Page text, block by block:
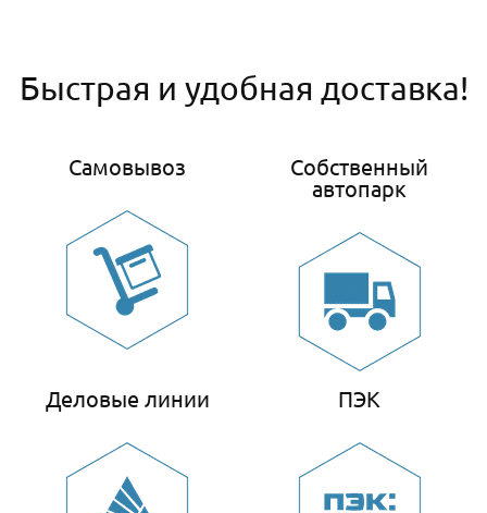
Быстрая и удобная доставка!
Самовывоз
Собственный
автопарк
Деловые линии ПЭК